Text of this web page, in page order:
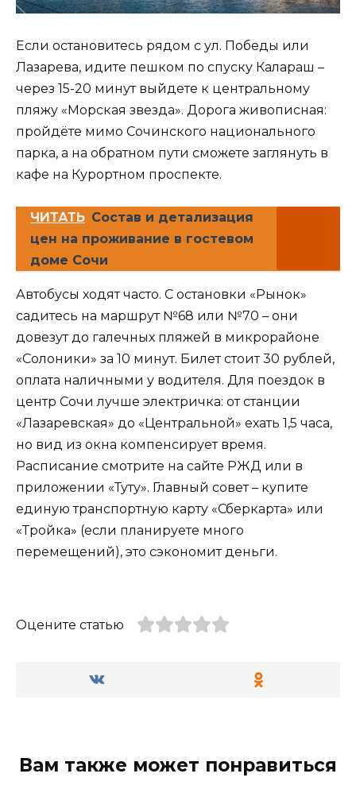
Если остановитесь рядом с ул. Победы или
Лазарева, идите пешком по спуску Калараш –
через 15-20 минут выйдете к центральному
пляжу «Морская звезда». Дорога живописная:
пройдёте мимо Сочинского национального
парка, а на обратном пути сможете заглянуть в
кафе на Курортном проспекте.
ЧИТАТЬ Состав и детализация
цен на проживание в гостевом
доме Сочи
Автобусы ходят часто. С остановки «Рынок»
садитесь на маршрут №68 или №70 – они
довезут до галечных пляжей в микрорайоне
«Солоники» за 10 минут. Билет стоит 30 рублей,
оплата наличными у водителя. Для поездок в
центр Сочи лучше электричка: от станции
«Лазаревская» до «Центральной» ехать 1,5 часа,
но вид из окна компенсирует время.
Расписание смотрите на сайте РЖД или в
приложении «Туту». Главный совет – купите
единую транспортную карту «Сберкарта» или
«Тройка» (если планируете много
перемещений), это сэкономит деньги.
Оцените статью
Вам также может понравиться